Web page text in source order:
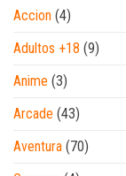
Accion (4)
Adultos +18 (9)
Anime (3)
Arcade (43)
Aventura (70)